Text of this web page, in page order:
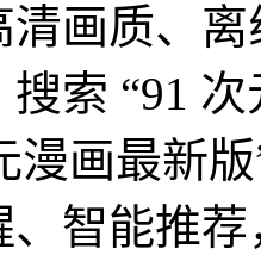
清画质、
索 “91
漫画最新
、智能推